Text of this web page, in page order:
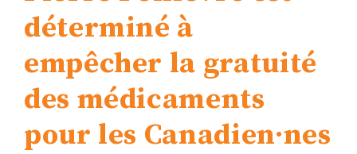
déterminé à
empêcher la gratuité
des médicaments
pour les Canadien·nes